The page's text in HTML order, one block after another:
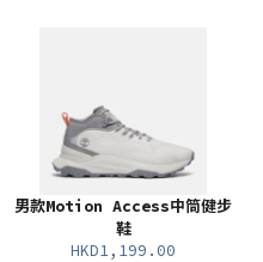
男款Motion Access中筒健步
鞋
HKD1,199.00